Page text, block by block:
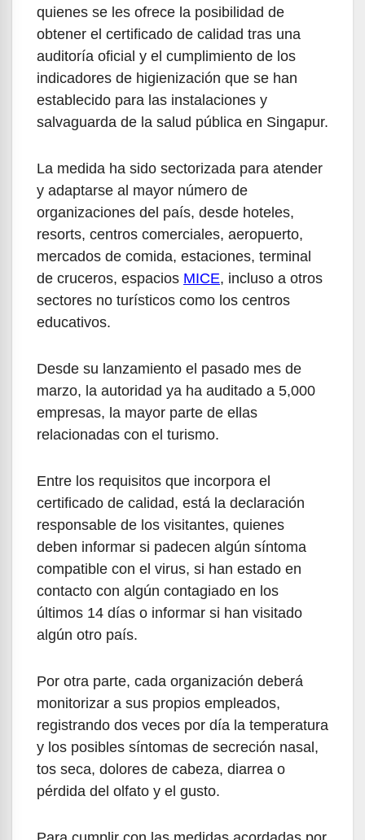
quienes se les ofrece la posibilidad de
obtener el certificado de calidad tras una
auditoría oficial y el cumplimiento de los
indicadores de higienización que se han
establecido para las instalaciones y
salvaguarda de la salud pública en Singapur.
La medida ha sido sectorizada para atender
y adaptarse al mayor número de
organizaciones del país, desde hoteles,
resorts, centros comerciales, aeropuerto,
mercados de comida, estaciones, terminal
de cruceros, espacios MICE, incluso a otros
sectores no turísticos como los centros
educativos.
Desde su lanzamiento el pasado mes de
marzo, la autoridad ya ha auditado a 5,000
empresas, la mayor parte de ellas
relacionadas con el turismo.
Entre los requisitos que incorpora el
certificado de calidad, está la declaración
responsable de los visitantes, quienes
deben informar si padecen algún síntoma
compatible con el virus, si han estado en
contacto con algún contagiado en los
últimos 14 días o informar si han visitado
algún otro país.
Por otra parte, cada organización deberá
monitorizar a sus propios empleados,
registrando dos veces por día la temperatura
y los posibles síntomas de secreción nasal,
tos seca, dolores de cabeza, diarrea o
pérdida del olfato y el gusto.